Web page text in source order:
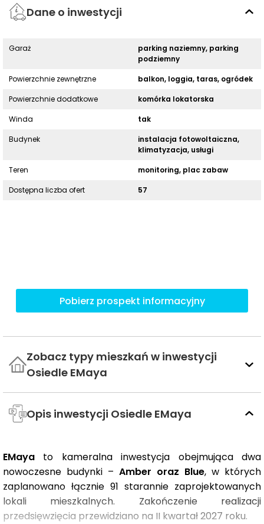
Dane o inwestycji
Garaż
parking naziemny, parking
podziemny
Powierzchnie zewnętrzne
balkon, loggia, taras, ogródek
Powierzchnie dodatkowe
komórka lokatorska
Winda
tak
Budynek
instalacja fotowoltaiczna,
klimatyzacja, usługi
Teren
monitoring, plac zabaw
Dostępna liczba ofert
57
Pobierz prospekt informacyjny
Zobacz typy mieszkań w inwestycji
Osiedle EMaya
Opis inwestycji Osiedle EMaya
EMaya to kameralna inwestycja obejmująca dwa
nowoczesne budynki – Amber oraz Blue, w których
zaplanowano łącznie 91 starannie zaprojektowanych
lokali mieszkalnych. Zakończenie realizacji
przedsięwzięcia przewidziano na II kwartał 2027 roku.